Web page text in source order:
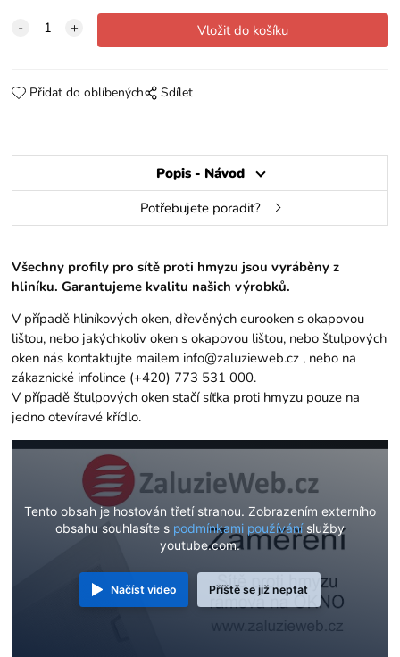
Přidat do oblíbených Sdílet
Popis - Návod
Potřebujete poradit?
Všechny profily pro sítě proti hmyzu jsou vyráběny z
hliníku. Garantujeme kvalitu našich výrobků.
V případě hliníkových oken, dřevěných eurooken s okapovou
lištou, nebo jakýchkoliv oken s okapovou lištou, nebo štulpových
oken nás kontaktujte mailem info@zaluzieweb.cz , nebo na
zákaznické infolince (+420) 773 531 000.
V případě štulpových oken stačí síťka proti hmyzu pouze na
jedno otevíravé křídlo.
Tento obsah je hostován třetí stranou. Zobrazením externího
obsahu souhlasíte s podmínkami používáníslužby
youtube.com.
Načíst video Příště se již neptat